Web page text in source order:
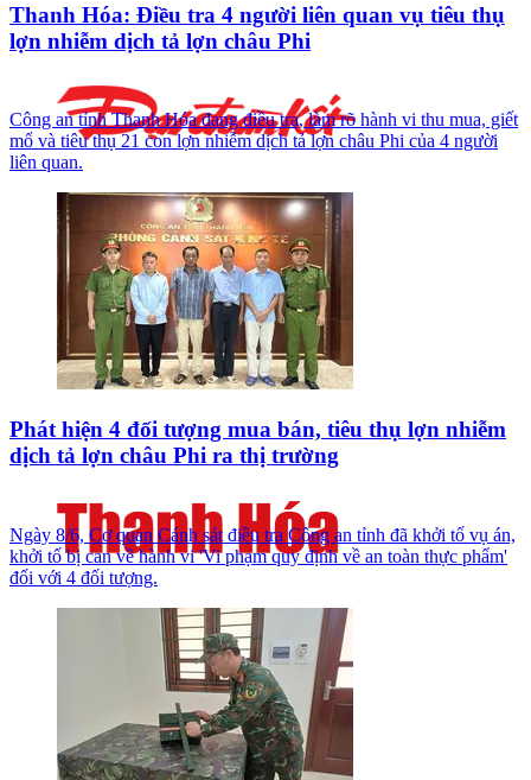
Thanh Hóa: Điều tra 4 người liên quan vụ tiêu thụ
lợn nhiễm dịch tả lợn châu Phi
Công an tỉnh Thanh Hóa đang điều tra, làm rõ hành vi thu mua, giết
mổ và tiêu thụ 21 con lợn nhiễm dịch tả lợn châu Phi của 4 người
liên quan.
Phát hiện 4 đối tượng mua bán, tiêu thụ lợn nhiễm
dịch tả lợn châu Phi ra thị trường
Ngày 8/6, Cơ quan Cánh sát điều tra Công an tỉnh đã khởi tố vụ án,
khởi tố bị can về hành vi 'Vi phạm quy định về an toàn thực phẩm'
đối với 4 đối tượng.